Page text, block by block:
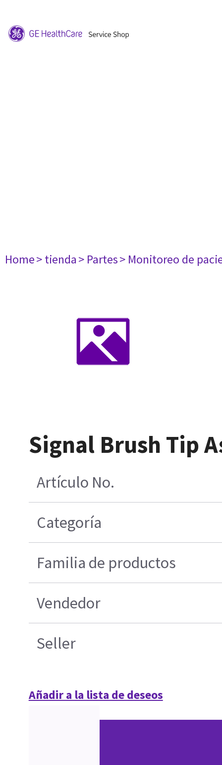
Home> tienda> Partes> Monitoreo de
Signal Brush Tip
Artículo No.
Categoría
Familia de productos
Vendedor
Seller
Añadir a la lista de deseos